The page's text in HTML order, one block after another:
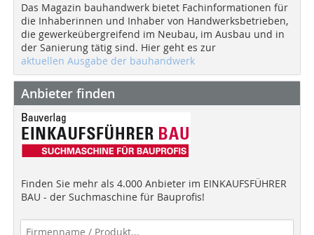
Das Magazin bauhandwerk bietet Fachinformationen für
die Inhaberinnen und Inhaber von Handwerksbetrieben,
die gewerkeübergreifend im Neubau, im Ausbau und in
der Sanierung tätig sind. Hier geht es zur
aktuellen Ausgabe der bauhandwerk
Anbieter finden
Finden Sie mehr als 4.000 Anbieter im EINKAUFSFÜHRER
BAU - der Suchmaschine für Bauprofis!